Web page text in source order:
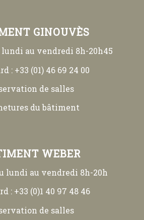
GINOUVÈS
lundi au vendredi 8h-20h45
: +33 (01) 46 69 24 00
de salles
du bâtiment
WEBER
lundi au vendredi 8h-20h
: +33 (0)1 40 97 48 46
de salles